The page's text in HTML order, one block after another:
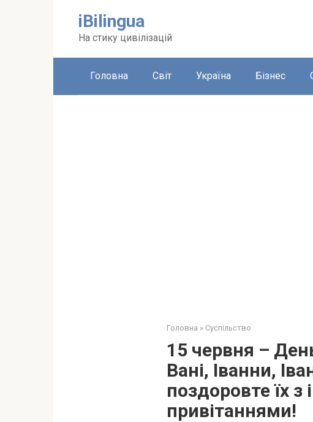
iBilingua
На стику цивілізацій
Головна Світ Україна Бізнес
Головна » Суспільство
15 червня –
Вані, Іванни,
поздоровте їх
привітаннями!